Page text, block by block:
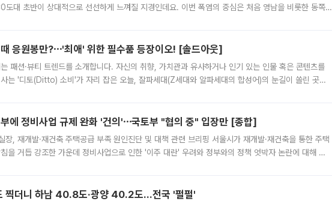
도대 초반이 상대적으로 선선하게 느껴질 지경인데요. 이번 폭염의 중심은 처음 영남을 비롯한 동쪽
응원봉만?⋯'최애' 위한 필수품 등장이오! [솔드아웃]
패션·뷰티 트렌드를 소개합니다. 자신의 취향, 가치관과 유사하거나 인기 있는 인물 혹은 콘텐츠를
는 '디토(Ditto) 소비'가 자리 잡은 오늘, 잘파세대(Z세대와 알파세대의 합성어)의 눈길이 쏠린 곳은
에 정비사업 규제 완화 '건의'⋯국토부 "협의 중" 입장만 [종합]
장, 재개발·재건축 주택공급 부족 원인진단 및 대책 관련 브리핑 서울시가 재개발·재건축을 통한 주택
을 거듭 강조한 가운데 정비사업으로 인한 '이주 대란' 우려와 정부와의 정책 엇박자 논란에 대해 정
찍더니 하남 40.8도·광양 40.2도…전국 '펄펄'